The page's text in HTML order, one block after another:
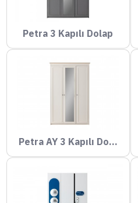
Petra 3 Kapılı Dolap
Petra AY 3 Kapılı Dolap